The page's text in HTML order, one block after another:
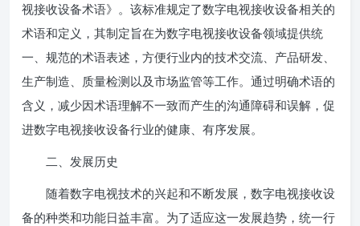
视接收设备术语》。该标准规定了数字电视接收设备相关的
术语和定义，其制定旨在为数字电视接收设备领域提供统
一、规范的术语表述，方便行业内的技术交流、产品研发、
生产制造、质量检测以及市场监管等工作。通过明确术语的
含义，减少因术语理解不一致而产生的沟通障碍和误解，促
进数字电视接收设备行业的健康、有序发展。
二、发展历史
随着数字电视技术的兴起和不断发展，数字电视接收设
备的种类和功能日益丰富。为了适应这一发展趋势，统一行